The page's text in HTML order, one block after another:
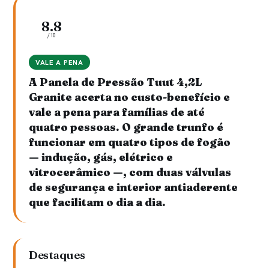
8.8
/10
VALE A PENA
A Panela de Pressão Tuut 4,2L
Granite acerta no custo-benefício e
vale a pena para famílias de até
quatro pessoas. O grande trunfo é
funcionar em quatro tipos de fogão
— indução, gás, elétrico e
vitrocerâmico —, com duas válvulas
de segurança e interior antiaderente
que facilitam o dia a dia.
Destaques